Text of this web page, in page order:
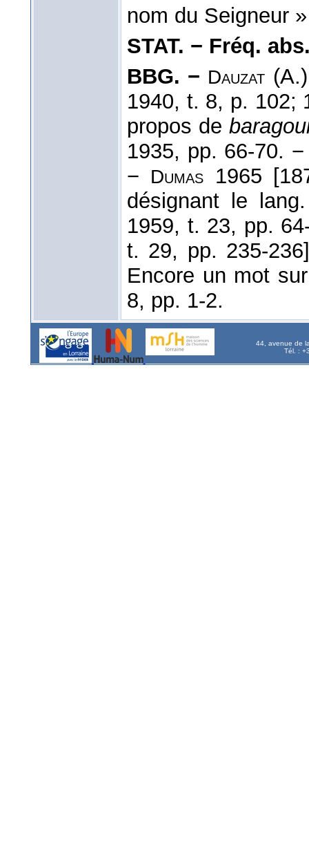
nom du Seigneur
STAT. − Fréq.
BBG. − Dauzat
1940, t. 8, p.
propos de
1935, pp. 66-70.
−
Dumas 1965
désignant le
1959, t. 23, pp.
t. 29, pp. 235-
Encore un mot
8, pp. 1-2.
44, avenue de
Tél. :